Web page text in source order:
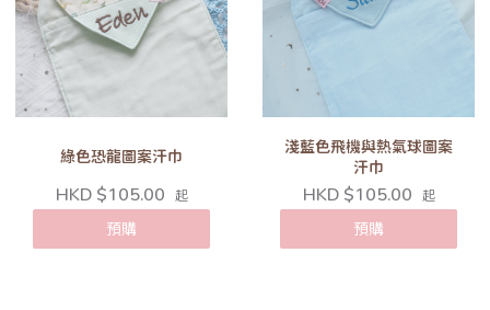
綠色恐龍圖案汗巾
HKD $105.00 起
預購
淺藍色飛機與熱氣球圖案
汗巾
HKD $105.00 起
預購